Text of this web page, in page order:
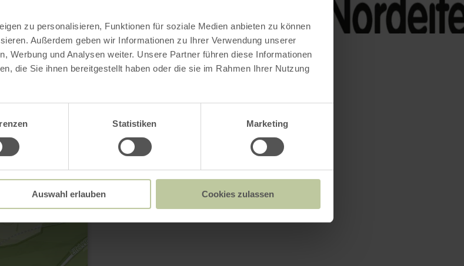
zu personalisieren, Funktionen für soziale Medien anbieten zu können
Außerdem geben wir Informationen zu Ihrer Verwendung unserer
Werbung und Analysen weiter. Unsere Partner führen diese Informationen
die Sie ihnen bereitgestellt haben oder die sie im Rahmen Ihrer Nutzung
Statistiken Marketing
Auswahl erlauben Cookies zulassen
Kontakt